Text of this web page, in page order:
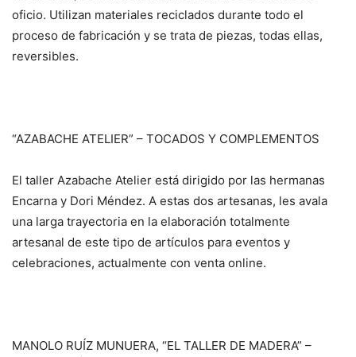
oficio. Utilizan materiales reciclados durante todo el
proceso de fabricación y se trata de piezas, todas ellas,
reversibles.
“AZABACHE ATELIER” – TOCADOS Y COMPLEMENTOS
El taller Azabache Atelier está dirigido por las hermanas
Encarna y Dori Méndez. A estas dos artesanas, les avala
una larga trayectoria en la elaboración totalmente
artesanal de este tipo de artículos para eventos y
celebraciones, actualmente con venta online.
MANOLO RUÍZ MUNUERA, “EL TALLER DE MADERA” –